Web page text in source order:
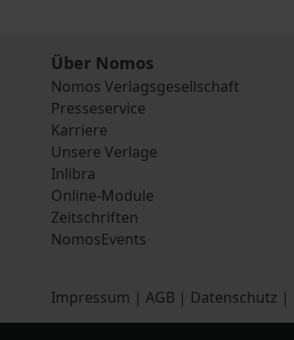
Über Nomos
Nomos Verlagsgesellschaft
Presseservice
Karriere
Unsere Verlage
Inlibra
Online-Module
Zeitschriften
NomosEvents
Impressum | AGB | Datenschutz |